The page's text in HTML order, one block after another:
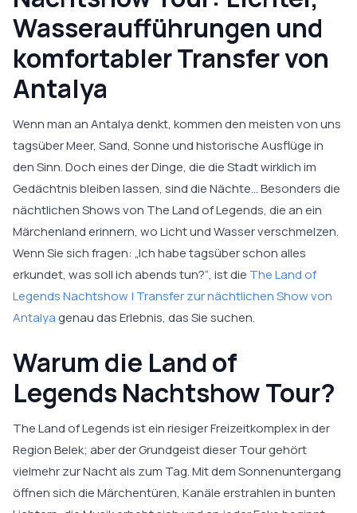
Wasseraufführungen und
komfortabler Transfer von
Antalya
Wenn man an Antalya denkt, kommen den meisten von uns
tagsüber Meer, Sand, Sonne und historische Ausflüge in
den Sinn. Doch eines der Dinge, die die Stadt wirklich im
Gedächtnis bleiben lassen, sind die Nächte… Besonders die
nächtlichen Shows von The Land of Legends, die an ein
Märchenland erinnern, wo Licht und Wasser verschmelzen.
Wenn Sie sich fragen: „Ich habe tagsüber schon alles
erkundet, was soll ich abends tun?“, ist die The Land of
Legends Nachtshow | Transfer zur nächtlichen Show von
Antalyagenau das Erlebnis, das Sie suchen.
Warum die Land of
Legends Nachtshow Tour?
The Land of Legends ist ein riesiger Freizeitkomplex in der
Region Belek; aber der Grundgeist dieser Tour gehört
vielmehr zur Nacht als zum Tag. Mit dem Sonnenuntergang
öffnen sich die Märchentüren, Kanäle erstrahlen in bunten